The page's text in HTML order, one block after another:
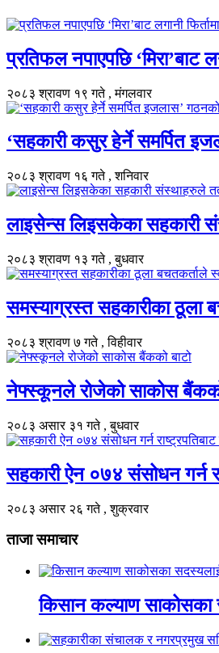
प्रतिफल नपाएपछि ‘मिरा’बाट
२०८३ श्रावण १९ गते , मंगलवार
‘सहकारी कसुर हेर्ने समर्पित
२०८३ श्रावण १६ गते , शनिवार
लाइसेन्स लिइसकेका सहकारी
२०८३ श्रावण १३ गते , बुधवार
समस्याग्रस्त सहकारीका ठूला
२०८३ श्रावण ७ गते , विहीवार
नेफ्स्कूनले रोजेको साकोस
२०८३ असार ३१ गते , बुधवार
सहकारी ऐन ०७४ संसोधन गर्न
२०८३ असार २६ गते , शुक्रवार
ताजा समाचार
किसान कल्याण साकोसका